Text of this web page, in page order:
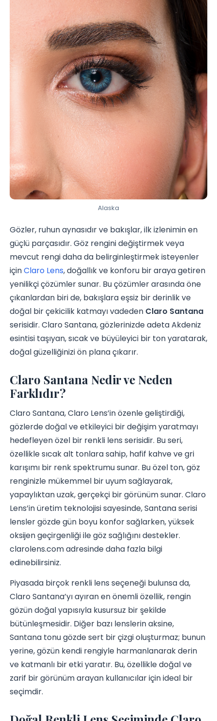
Alaska
Gözler, ruhun aynasıdır ve bakışlar, ilk izlenimin en
güçlü parçasıdır. Göz rengini değiştirmek veya
mevcut rengi daha da belirginleştirmek isteyenler
içinClaro Lens, doğallık ve konforu bir araya getiren
yenilikçi çözümler sunar. Bu çözümler arasında öne
çıkanlardan biri de, bakışlara eşsiz bir derinlik ve
doğal bir çekicilik katmayı vadeden Claro Santana
serisidir. Claro Santana, gözlerinizde adeta Akdeniz
esintisi taşıyan, sıcak ve büyüleyici bir ton yaratarak,
doğal güzelliğinizi ön plana çıkarır.
Claro Santana Nedir ve Neden
Farklıdır?
Claro Santana, Claro Lens’in özenle geliştirdiği,
gözlerde doğal ve etkileyici bir değişim yaratmayı
hedefleyen özel bir renkli lens serisidir. Bu seri,
özellikle sıcak alt tonlara sahip, hafif kahve ve gri
karışımı bir renk spektrumu sunar. Bu özel ton, göz
renginizle mükemmel bir uyum sağlayarak,
yapaylıktan uzak, gerçekçi bir görünüm sunar. Claro
Lens’in üretim teknolojisi sayesinde, Santana serisi
lensler gözde gün boyu konfor sağlarken, yüksek
oksijen geçirgenliği ile göz sağlığını destekler.
clarolens.com adresinde daha fazla bilgi
edinebilirsiniz.
Piyasada birçok renkli lens seçeneği bulunsa da,
Claro Santana’yı ayıran en önemli özellik, rengin
gözün doğal yapısıyla kusursuz bir şekilde
bütünleşmesidir. Diğer bazı lenslerin aksine,
Santana tonu gözde sert bir çizgi oluşturmaz; bunun
yerine, gözün kendi rengiyle harmanlanarak derin
ve katmanlı bir etki yaratır. Bu, özellikle doğal ve
zarif bir görünüm arayan kullanıcılar için ideal bir
seçimdir.